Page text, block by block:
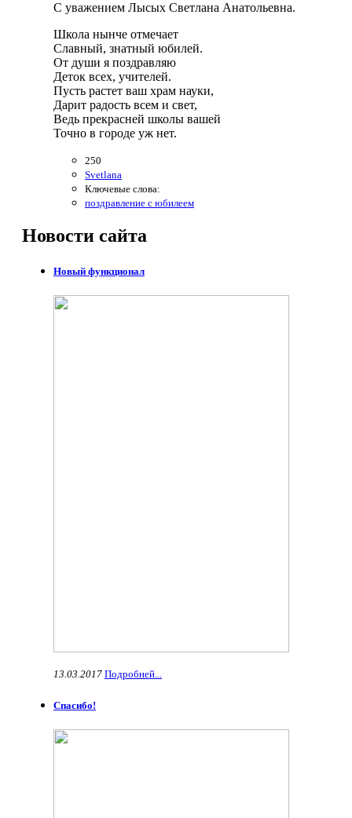
С уважением Лысых Светлана Анатольевна.
Школа нынче отмечает
Славный, знатный юбилей.
От души я поздравляю
Деток всех, учителей.
Пусть растет ваш храм науки,
Дарит радость всем и свет,
Ведь прекрасней школы вашей
Точно в городе уж нет.
250
Svetlana
Ключевые слова:
поздравление с юбилеем
Новости сайта
Новый функционал
13.03.2017 Подробней...
Спасибо!